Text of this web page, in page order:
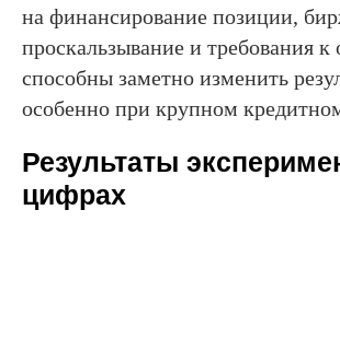
на финансирование позиции,
проскальзывание и требования
способны заметно изменить
особенно при крупном
Результаты
цифрах